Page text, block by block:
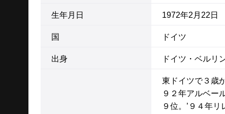
生年月日 1972年2月22日
国 ドイツ
出身 ドイツ・ベルリ
東ドイツで３歳
９２年アルベー
９位。’９４年